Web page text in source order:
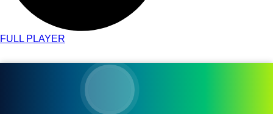
FULL PLAYER